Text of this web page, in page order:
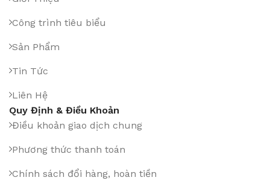
Công trình tiêu biểu
Sản Phẩm
Tin Tức
Liên Hệ
Quy Định & Điều Khoản
Điều khoản giao dịch chung
Phương thức thanh toán
Chính sách đổi hàng, hoàn tiền